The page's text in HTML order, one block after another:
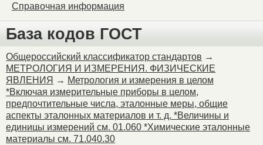
Справочная информация
База кодов ГОСТ
Общероссийский классификатор стандартов →
МЕТРОЛОГИЯ И ИЗМЕРЕНИЯ. ФИЗИЧЕСКИЕ
ЯВЛЕНИЯ → Метрология и измерения в целом
*Включая измерительные приборы в целом,
предпочтительные числа, эталонные меры, общие
аспекты эталонных материалов и т. д. *Величины и
единицы измерений см. 01.060 *Химические эталонные
материалы см. 71.040.30